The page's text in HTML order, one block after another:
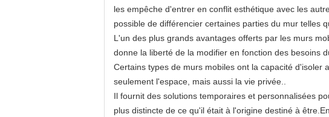
les empêche d'entrer en conflit esthétique avec les
possible de différencier certaines parties du mur telles
L'un des plus grands avantages offerts par les murs
donne la liberté de la modifier en fonction des besoins
Certains types de murs mobiles ont la capacité d'isoler
seulement l'espace, mais aussi la vie privée..
Il fournit des solutions temporaires et personnalisées
plus distincte de ce qu'il était à l'origine destiné à